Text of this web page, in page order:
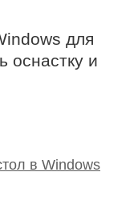
для
оснастку и